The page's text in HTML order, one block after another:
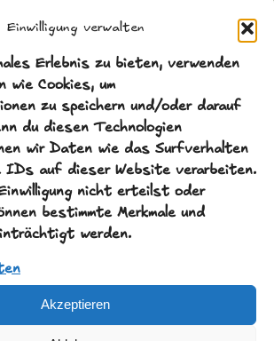
Einwilligung verwalten
Erlebnis zu bieten, verwenden
wie Cookies, um
zu speichern und/oder darauf
du diesen Technologien
wir Daten wie das Surfverhalten
IDs auf dieser Website verarbeiten.
nicht erteilst oder
bestimmte Merkmale und
werden.
Akzeptieren
Kinder
Jetzt buchen